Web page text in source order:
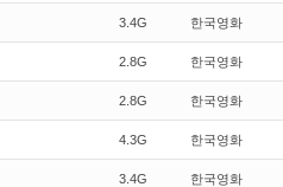
3.4G 한국영화
2.8G 한국영화
2.8G 한국영화
4.3G 한국영화
3.4G 한국영화